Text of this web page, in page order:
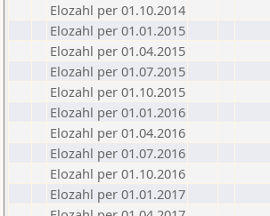
Elozahl per 01.10.2014
Elozahl per 01.01.2015
Elozahl per 01.04.2015
Elozahl per 01.07.2015
Elozahl per 01.10.2015
Elozahl per 01.01.2016
Elozahl per 01.04.2016
Elozahl per 01.07.2016
Elozahl per 01.10.2016
Elozahl per 01.01.2017